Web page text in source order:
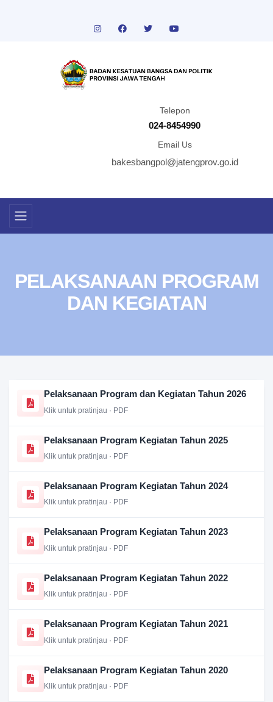
Telepon
024-8454990
Email Us
bakesbangpol@jatengprov.go.id
PELAKSANAAN PROGRAM
DAN KEGIATAN
Pelaksanaan Program dan Kegiatan Tahun 2026
Klik untuk pratinjau · PDF
Pelaksanaan Program Kegiatan Tahun 2025
Klik untuk pratinjau · PDF
Pelaksanaan Program Kegiatan Tahun 2024
Klik untuk pratinjau · PDF
Pelaksanaan Program Kegiatan Tahun 2023
Klik untuk pratinjau · PDF
Pelaksanaan Program Kegiatan Tahun 2022
Klik untuk pratinjau · PDF
Pelaksanaan Program Kegiatan Tahun 2021
Klik untuk pratinjau · PDF
Pelaksanaan Program Kegiatan Tahun 2020
Klik untuk pratinjau · PDF